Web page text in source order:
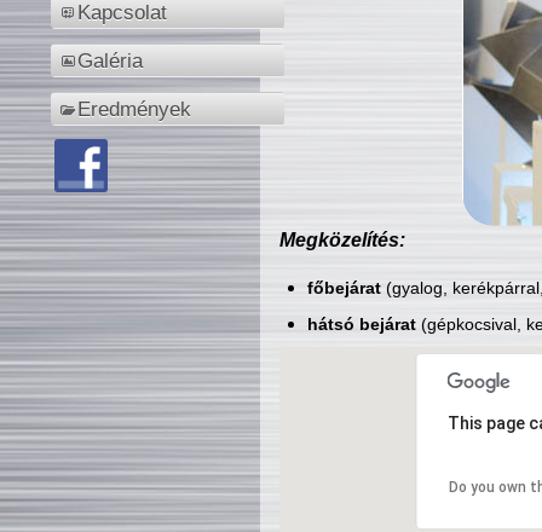
Kapcsolat
Galéria
Eredmények
Megközelítés:
főbejárat(gyalog,
hátsó bejárat(gépkocsival,
This page
Do you own